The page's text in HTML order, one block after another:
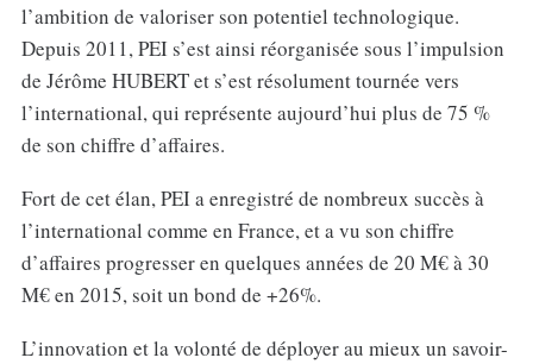
l’ambition de valoriser son potentiel technologique.
Depuis 2011, PEI s’est ainsi réorganisée sous l’impulsion
de Jérôme HUBERT et s’est résolument tournée vers
l’international, qui représente aujourd’hui plus de 75 %
de son chiffre d’affaires.
Fort de cet élan, PEI a enregistré de nombreux succès à
l’international comme en France, et a vu son chiffre
d’affaires progresser en quelques années de 20 M€ à 30
M€ en 2015, soit un bond de +26%.
L’innovation et la volonté de déployer au mieux un savoir-